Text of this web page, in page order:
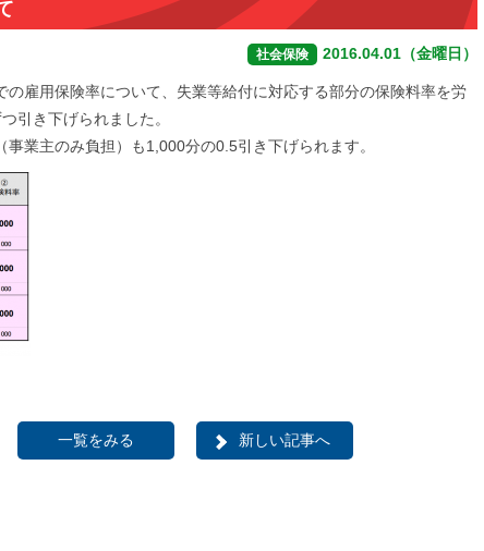
社会保険 2016.04.01（金曜日）
雇用保険率について、失業等給付に対応する部分の保険料率を労
引き下げられました。
業主のみ負担）も1,000分の0.5引き下げられます。
一覧をみる 新しい記事へ